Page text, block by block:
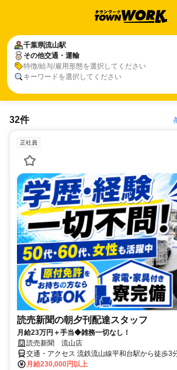
千葉県流山駅
その他交通・運輸
特徴/給与/雇用形態を選択してください
キーワードを選択してください
32件
正社員
読売新聞の朝夕刊配達スタッフ
月給23万円＋手当◆雑務一切なし！
読売新聞 流山店
交通・アクセス 流鉄流山線平和台駅から徒歩3
クスプレス南流山駅から車で5分
月給230,000円以上